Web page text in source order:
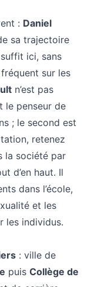
: Daniel
sa trajectoire
ici, sans
sur les
n’est pas
le penseur de
; le second est
retenez
la société par
d’en haut. Il
dans l’école,
et les
les individus.
: ville de
puis Collège de